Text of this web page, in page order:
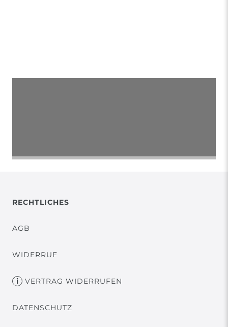
RECHTLICHES
AGB
WIDERRUF
VERTRAG WIDERRUFEN
DATENSCHUTZ